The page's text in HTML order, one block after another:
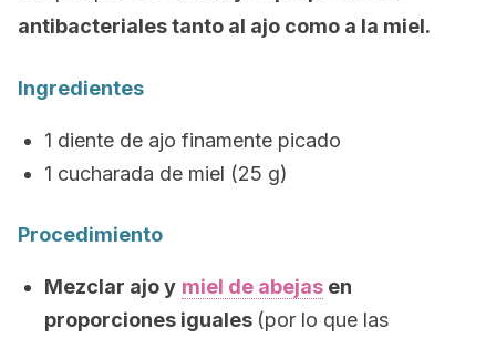
antibacteriales tanto al ajo como a la miel.
Ingredientes
1 diente de ajo finamente picado
1 cucharada de miel (25 g)
Procedimiento
Mezclar ajo y miel de abejas en
proporciones iguales (por lo que las